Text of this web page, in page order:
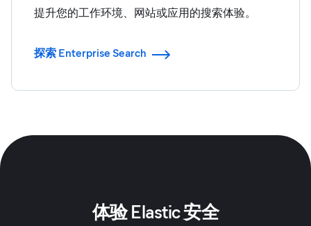
提升您的工作环境、网站或应用的搜索体验。
探索 Enterprise Search
体验 Elastic 安全